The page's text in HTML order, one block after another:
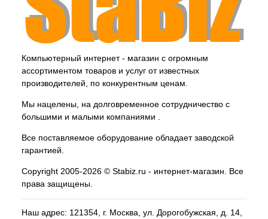
Компьютерный интернет - магазин с огромным
ассортиментом товаров и услуг от известных
производителей, по конкурентным ценам.
Мы нацелены, на долговременное сотрудничество с
большими и малыми компаниями .
Все поставляемое оборудование обладает заводской
гарантией.
Copyright 2005-2026 © Stabiz.ru - интернет-магазин. Все
права защищены.
Наш адрес: 121354, г. Москва , ул. Дорогобужская, д. 14,